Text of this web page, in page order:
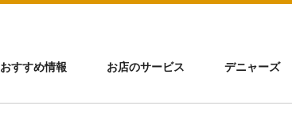
おすすめ情報 お店のサービス デニャーズ